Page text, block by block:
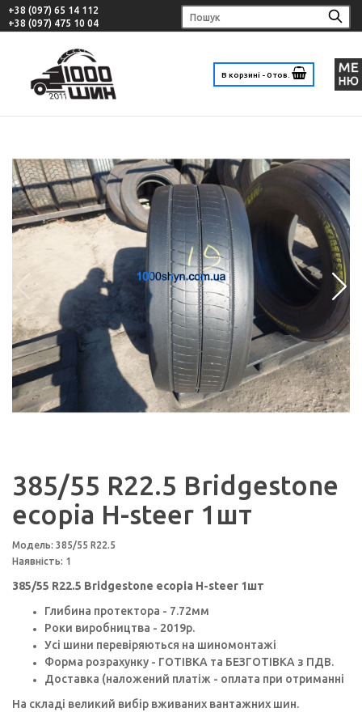
+38 (097) 65 14 112
+38 (097) 475 10 04
В корзині - 0 тов.
385/55 R22.5 Bridgestone
ecopia H-steer 1шт
Модель: 385/55 R22.5
Наявність: 1
385/55 R22.5 Bridgestone ecopia H-steer 1шт
Глибина протектора - 7.72мм
Роки виробництва - 2019p.
Усі шини перевіряються на шиномонтажі
Форма розрахунку - ГОТІВКА та БЕЗГОТІВКА з ПДВ.
Доставка (наложений платіж - оплата при отриманні
На складі великий вибір вживаних вантажних шин.